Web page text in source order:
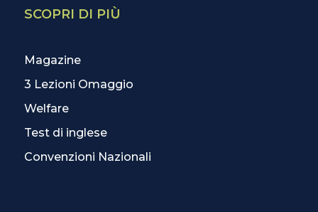
SCOPRI DI PIÙ
Magazine
3 Lezioni Omaggio
Welfare
Test di inglese
Convenzioni Nazionali